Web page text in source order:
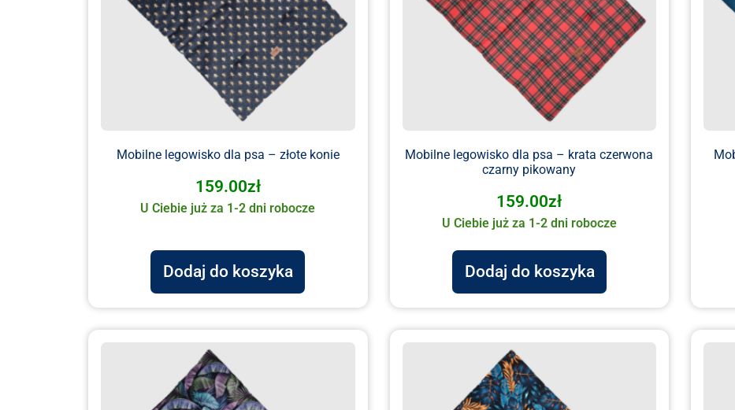
Mobilne legowisko dla psa – złote konie
159.00zł
U Ciebie już za 1-2 dni robocze
Dodaj do koszyka
Mobilne legowisko dla psa – krata czerwona
czarny pikowany
159.00zł
U Ciebie już za 1-2 dni robocze
Dodaj do koszyka